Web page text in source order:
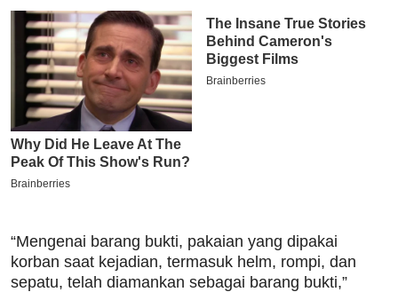
“Mengenai barang bukti, pakaian yang dipakai
korban saat kejadian, termasuk helm, rompi, dan
sepatu, telah diamankan sebagai barang bukti,”